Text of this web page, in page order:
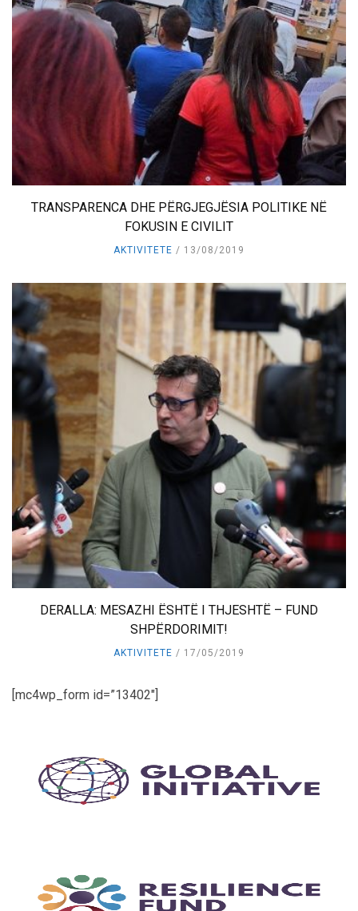
TRANSPARENCA DHE PËRGJEGJËSIA POLITIKE NË
FOKUSIN E CIVILIT
AKTIVITETE 13/08/2019
DERALLA: MESAZHI ËSHTË I THJESHTË – FUND
SHPËRDORIMIT!
AKTIVITETE 17/05/2019
[mc4wp_form id=”13402″]